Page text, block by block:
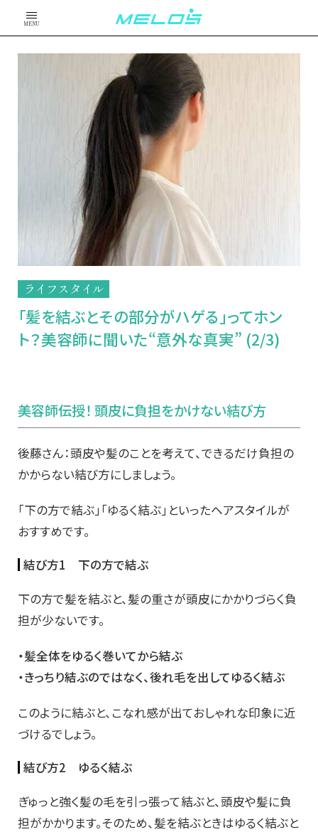
MENU
ライフスタイル
「髪を結ぶとその部分がハゲる」ってホン
ト？美容師に聞いた“意外な真実” (2/3)
美容師伝授！ 頭皮に負担をかけない結び方
後藤さん：頭皮や髪のことを考えて、できるだけ負担の
かからない結び方にしましょう。
「下の方で結ぶ」「ゆるく結ぶ」といったヘアスタイルが
おすすめです。
結び方1 下の方で結ぶ
下の方で髪を結ぶと、髪の重さが頭皮にかかりづらく負
担が少ないです。
・髪全体をゆるく巻いてから結ぶ
・きっちり結ぶのではなく、後れ毛を出してゆるく結ぶ
このように結ぶと、こなれ感が出ておしゃれな印象に近
づけるでしょう。
結び方2 ゆるく結ぶ
ぎゅっと強く髪の毛を引っ張って結ぶと、頭皮や髪に負
担がかかります。そのため、髪を結ぶときはゆるく結ぶと